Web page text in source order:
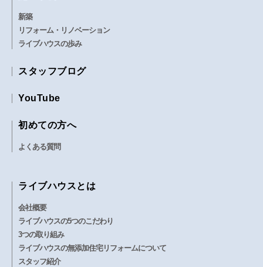
新築
リフォーム・リノベーション
ライブハウスの歩み
スタッフブログ
YouTube
初めての方へ
よくある質問
ライブハウスとは
会社概要
ライブハウスの5つのこだわり
3つの取り組み
ライブハウスの無添加住宅リフォームについて
スタッフ紹介